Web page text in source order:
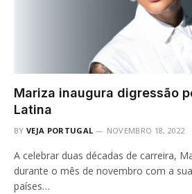
Mariza inaugura digressão
Latina
BY VEJA PORTUGAL NOVEMBRO 18, 2022
A celebrar duas décadas de carreira,
durante o mês de novembro com a
países…